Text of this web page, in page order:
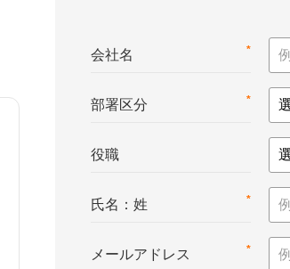
*
会社名
*
部署区分
役職
*
氏名：姓
*
メールアドレス